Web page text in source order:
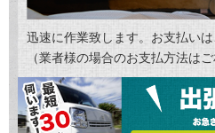
迅速に作業致します。お支払いは
（業者様の場合のお支払方法はご